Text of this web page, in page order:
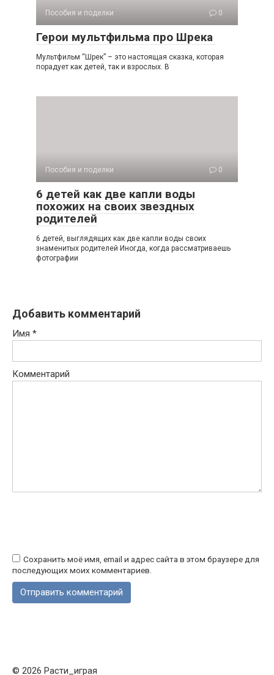
Пособия и поделки 0
Герои мультфильма про Шрека
Мультфильм “Шрек” – это настоящая сказка, которая
порадует как детей, так и взрослых. В
Пособия и поделки 0
6 детей как две капли воды
похожих на своих звездных
родителей
6 детей, выглядящих как две капли воды своих
знаменитых родителей Иногда, когда рассматриваешь
фотографии
Добавить комментарий
Имя *
Комментарий
Сохранить моё имя, email и адрес сайта в этом браузере для
последующих моих комментариев.
© 2026 Расти_играя